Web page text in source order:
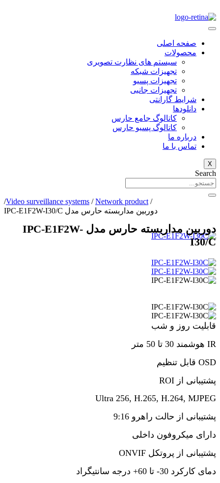
صفحه اصلی
محصولات
سیستم های نظارت تصویری
تجهیزات شبکه
تجهیزات پسیو
تجهیزات جانبی
شرایط گارانتی
دانلود‌ها
کاتالوگ جامع حارس
کاتالوگ پسیو حارس
درباره ما
تماس با ما
X
Search
/Video surveillance systems /Network product /
دوربین مداربسته حارس مدل IPC-E1F2W-I30/C
دوربین مداربسته حارس مدل IPC-E1F2W-
I30/C
قابلیت روز و شب
IR هوشمند 30 تا 50 متر
OSD قابل تنظیم
پشتیبانی از ROI
Ultra 256, H.265, H.264, MJPEG
پشتیبانی از حالت راهرو 9:16
دارای میکروفون داخلی
پشتیبانی از پروتکل ONVIF
دمای کارکرد 30- تا 60+ درجه سانتیگراد